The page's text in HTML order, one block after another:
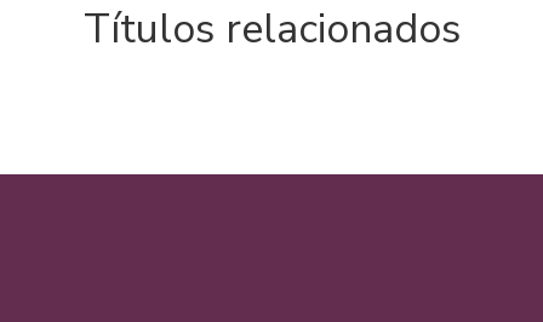
Títulos relacionados